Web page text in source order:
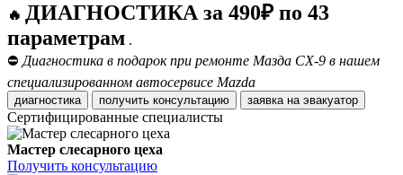
🔥 ДИАГНОСТИКА за 490₽ по 43
параметрам .
⛔ Диагностика в подарок при ремонте Мазда СХ-9 в нашем
специализированном автосервисе Mazda
диагностика получить консультацию заявка на эвакуатор
Сертифицированные специалисты
Мастер слесарного цеха
Получить консультацию